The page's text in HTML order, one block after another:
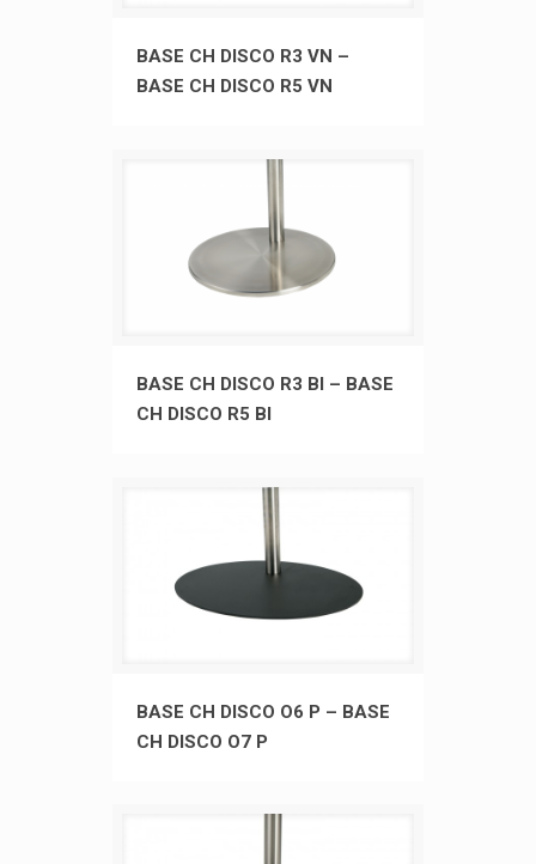
BASE CH DISCO R3 VN – BASE CH
BASE CH DISCO R3 VN –
BASE CH DISCO R5 VN
BASE CH DISCO R3 BI – BASE CH
BASE CH DISCO R3 BI – BASE
CH DISCO R5 BI
BASE CH DISCO O6 P – BASE CH
BASE CH DISCO O6 P – BASE
CH DISCO O7 P